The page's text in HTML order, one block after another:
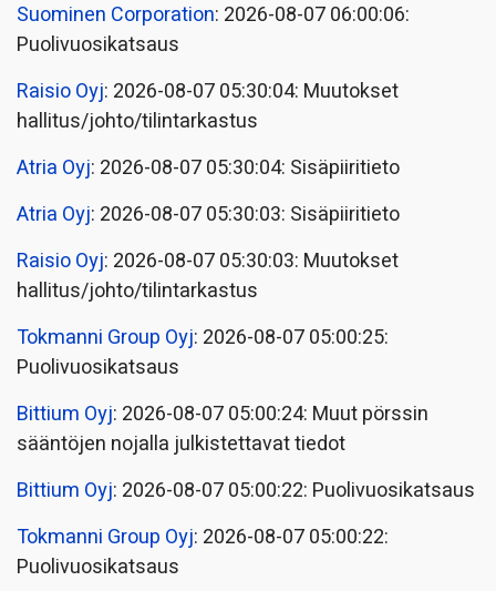
Suominen Corporation: 2026-08-07 06:00:06:
Puolivuosikatsaus
Raisio Oyj: 2026-08-07 05:30:04: Muutokset
hallitus/johto/tilintarkastus
Atria Oyj: 2026-08-07 05:30:04: Sisäpiiritieto
Atria Oyj: 2026-08-07 05:30:03: Sisäpiiritieto
Raisio Oyj: 2026-08-07 05:30:03: Muutokset
hallitus/johto/tilintarkastus
Tokmanni Group Oyj: 2026-08-07 05:00:25:
Puolivuosikatsaus
Bittium Oyj: 2026-08-07 05:00:24: Muut pörssin
sääntöjen nojalla julkistettavat tiedot
Bittium Oyj: 2026-08-07 05:00:22: Puolivuosikatsaus
Tokmanni Group Oyj: 2026-08-07 05:00:22:
Puolivuosikatsaus